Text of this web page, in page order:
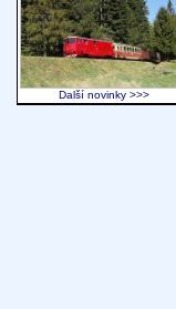
Další novinky >>>